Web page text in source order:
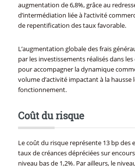
augmentation de 6,8%, grâce au
d’intermédiation liée à l’activité
de repentification des taux favorable.
L’augmentation globale des frais
par les investissements réalisés dans
pour accompagner la dynamique
volume d’activité impactant à la hausse
fonctionnement.
Coût du risque
Le coût du risque représente 13 bp des
taux de créances dépréciées sur
niveau bas de 1,2%. Par ailleurs, le